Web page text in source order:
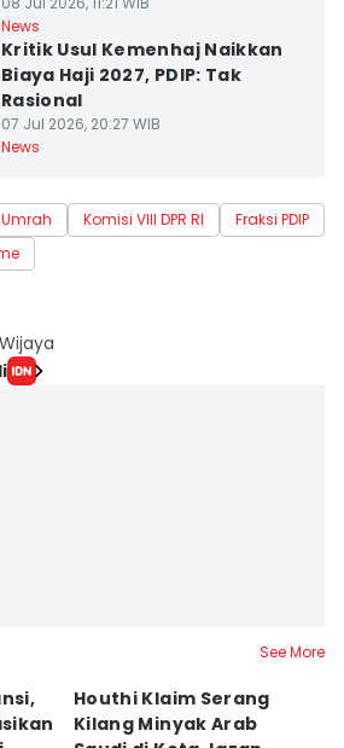
News
Kritik Usul Kemenhaj Naikkan
Biaya Haji 2027, PDIP: Tak
Rasional
07 Jul 2026, 20:27 WIB
News
Komisi VIII DPR RI
Fraksi PDIP
See More
Houthi Klaim Serang
Kilang Minyak Arab